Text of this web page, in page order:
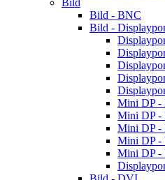
Bild
Bild - BNC
Bild -
Mini DP -
Mini DP
Mini DP
Mini DP -
Mini DP -